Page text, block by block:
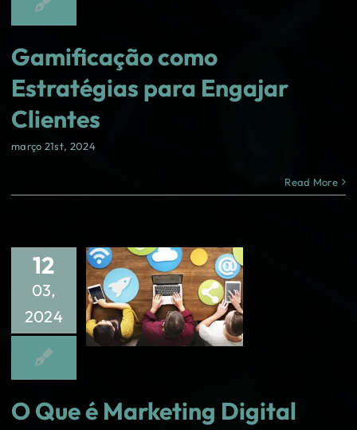
Gamificação como
Estratégias para Engajar
Clientes
março 21st, 2024
Read More
12
03,
2024
O Que é Marketing Digital